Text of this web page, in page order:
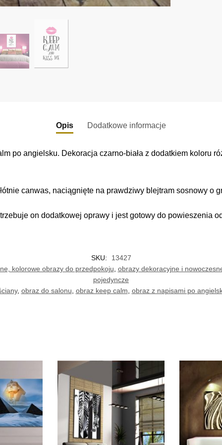
Opis Dodatkowe informacje
po angielsku. Dekoracja czarno-biała z dodatkiem koloru
canwas, naciągnięte na prawdziwy blejtram sosnowy o
on dodatkowej oprawy i jest gotowy do powieszenia
SKU:
13427
kolorowe obrazy do przedpokoju obrazy dekoracyjne i
pojedyncze
, obraz do salonu obraz keep calm obraz z napisami po